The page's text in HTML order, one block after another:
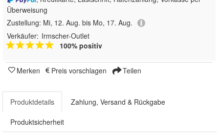
Überweisung
Zustellung: Mi, 12. Aug. bis Mo, 17. Aug.
Verkäufer: Irmscher-Outlet
100% positiv
Merken Preis vorschlagen Teilen
Produktdetails Zahlung, Versand & Rückgabe
Produktsicherheit